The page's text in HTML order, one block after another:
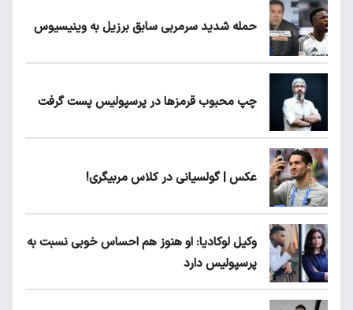
حمله شدید سرمربی سابق برزیل به وینیسیوس
چپ محبوب قرمزها در پرسپولیس پست گرفت
عکس | گولسیانی در کلاس مربیگری!
وکیل لوکادیا: او هنوز هم احساس خوبی نسبت به
پرسپولیس دارد